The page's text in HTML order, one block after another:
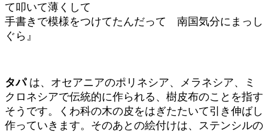
て叩いて薄くして
手書きで模様をつけてたんだって 南国気分にまっし
ぐら』
タパは、オセアニアのポリネシア、メラネシア、ミ
クロネシアで伝統的に作られる、樹皮布のことを指す
そうです。くわ科の木の皮をはぎたたいて引き伸ばし
作っていきます。そのあとの絵付けは、ステンシルの